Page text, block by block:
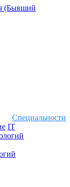
(Бывший
Специальности
IT